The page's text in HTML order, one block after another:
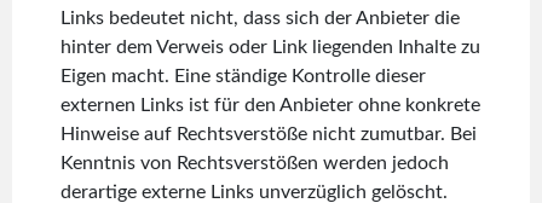
Links bedeutet nicht, dass sich der Anbieter die
hinter dem Verweis oder Link liegenden Inhalte zu
Eigen macht. Eine ständige Kontrolle dieser
externen Links ist für den Anbieter ohne konkrete
Hinweise auf Rechtsverstöße nicht zumutbar. Bei
Kenntnis von Rechtsverstößen werden jedoch
derartige externe Links unverzüglich gelöscht.